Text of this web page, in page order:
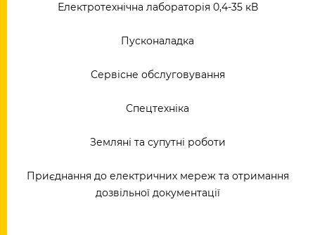
Електротехнічна лабораторія 0,4-35 кВ
Пусконаладка
Сервісне обслуговування
Спецтехніка
Земляні та супутні роботи
Приєднання до електричних мереж та отримання
дозвільної документації